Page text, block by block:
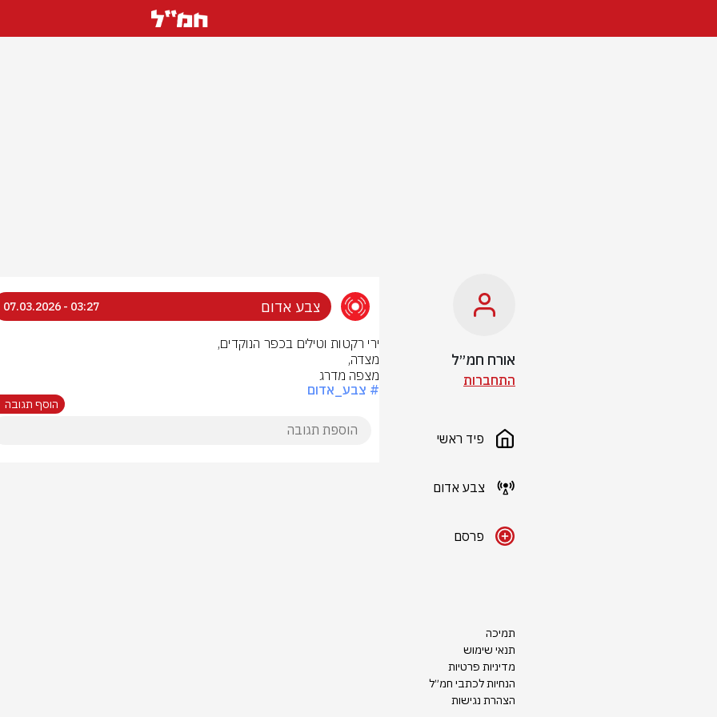
אורח חמ״ל
התחברות
פיד ראשי
צבע אדום
פרסם
תמיכה
תנאי שימוש
מדיניות פרטיות
הנחיות לכתבי חמ״ל
הצהרת נגישות
צבע אדום 03:27 - 07.03.2026
מצפה מדרג
# צבע_אדום
הוסף תגובה